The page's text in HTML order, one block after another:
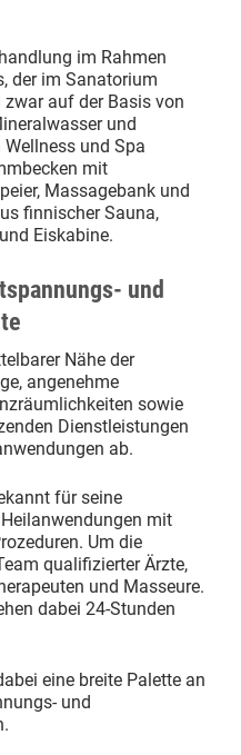
im Rahmen
der im Sanatorium
auf der Basis von
und
und Spa
mit
Massagebank und
finnischer Sauna,
Eiskabine.
und
Nähe der
angenehme
sowie
Dienstleistungen
ab.
für seine
mit
Um die
qualifizierter Ärzte,
und Masseure.
dabei 24-Stunden
eine breite Palette an
und